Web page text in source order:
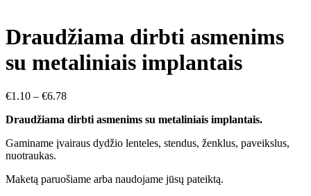
Draudžiama dirbti asmenims
su metaliniais implantais
€1.10 – €6.78
Draudžiama dirbti asmenims su metaliniais implantais.
Gaminame įvairaus dydžio lenteles, stendus, ženklus, paveikslus,
nuotraukas.
Maketą paruošiame arba naudojame jūsų pateiktą.